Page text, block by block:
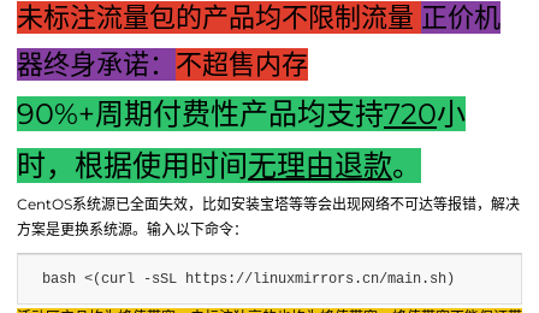
指令
的角
旦生
成
上一篇："女生拥抱主机：展示科技之美的独特追求与热爱"
下一篇：电脑主机过热无法开机：解决方法与预防措施详解
未标注流量包的产品均不限制流量 正价机
器终身承诺： 不超售内存
90%+周期付费性产品均支持720小
时，根据使用时间无理由退款。
CentOS系统源已全面失效，比如安装宝塔等等会出现网络不可达等报错，解决
方案是更换系统源。输入以下命令：
bash <(curl -sSL https://linuxmirrors.cn/main.sh)